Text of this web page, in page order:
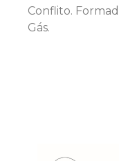
Conflito.
Gás.